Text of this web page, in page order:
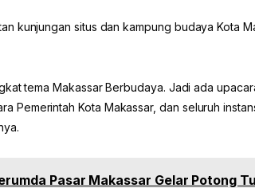
kunjungan situs dan kampung budaya Kota
tema Makassar Berbudaya. Jadi ada
Pemerintah Kota Makassar, dan seluruh
Pasar Makassar Gelar Potong